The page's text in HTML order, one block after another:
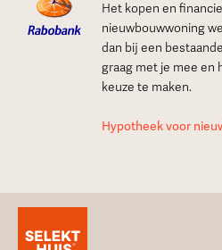
Het kopen en
nieuwbouwwoning
dan bij een
graag met je mee en
keuze te maken.
Hypotheek voor